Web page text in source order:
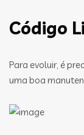
Código
Para evoluir, é
uma boa